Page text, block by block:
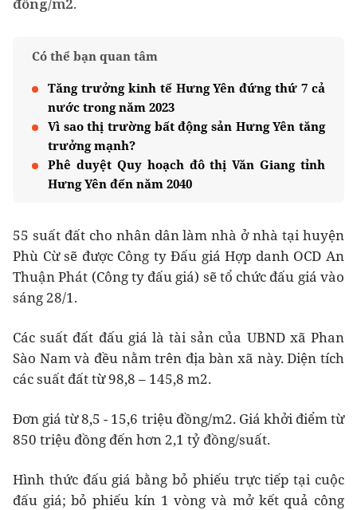
Có thể bạn quan tâm
Tăng trưởng kinh tế Hưng Yên đứng thứ 7 cả
nước trong năm 2023
Vì sao thị trường bất động sản Hưng Yên tăng
trưởng mạnh?
Phê duyệt Quy hoạch đô thị Văn Giang tỉnh
Hưng Yên đến năm 2040
55 suất đất cho nhân dân làm nhà ở nhà tại huyện
Phù Cừ sẽ được Công ty Đấu giá Hợp danh OCD An
Thuận Phát (Công ty đấu giá) sẽ tổ chức đấu giá vào
sáng 28/1.
Các suất đất đấu giá là tài sản của UBND xã Phan
Sào Nam và đều nằm trên địa bàn xã này. Diện tích
các suất đất từ 98,8 – 145,8 m2.
Đơn giá từ 8,5 - 15,6 triệu đồng/m2. Giá khởi điểm từ
850 triệu đồng đến hơn 2,1 tỷ đồng/suất.
Hình thức đấu giá bằng bỏ phiếu trực tiếp tại cuộc
đấu giá; bỏ phiếu kín 1 vòng và mở kết quả công